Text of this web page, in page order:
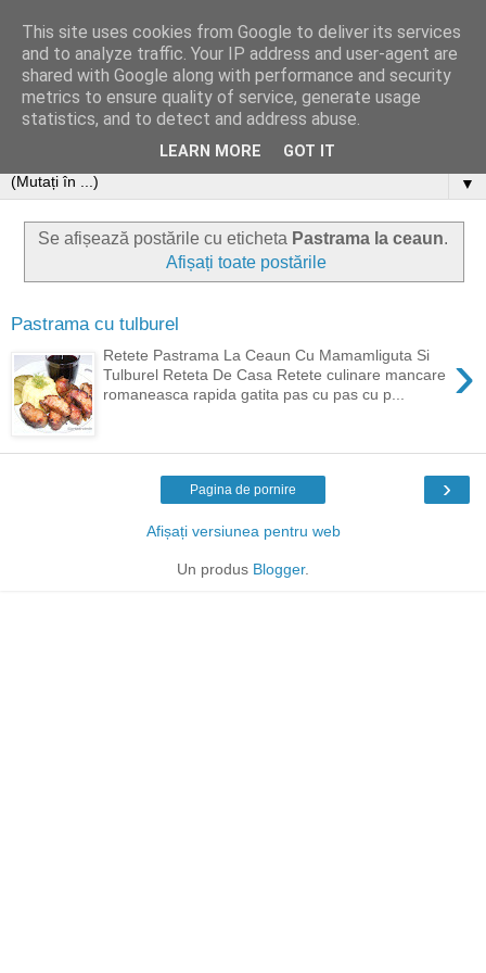
▼
Se afișează postările cu eticheta Pastrama la ceaun.
Afișați toate postările
Pastrama cu tulburel
›
Retete Pastrama La Ceaun Cu Mamamliguta Si
Tulburel Reteta De Casa Retete culinare mancare
romaneasca rapida gatita pas cu pas cu p...
›
Pagina de pornire
Afișați versiunea pentru web
Un produs Blogger.
This site uses cookies from Google to deliver its services
and to analyze traffic. Your IP address and user-agent are
shared with Google along with performance and security
metrics to ensure quality of service, generate usage
statistics, and to detect and address abuse.
LEARN MORE GOT IT